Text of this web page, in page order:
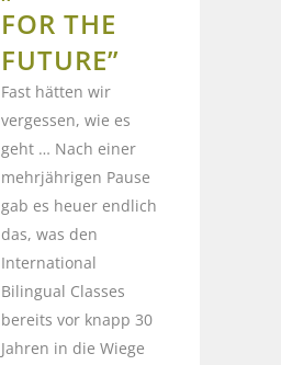
FOR THE
FUTURE”
Fast hätten wir
vergessen, wie es
geht … Nach einer
mehrjährigen Pause
gab es heuer endlich
das, was den
International
Bilingual Classes
bereits vor knapp 30
Jahren in die Wiege